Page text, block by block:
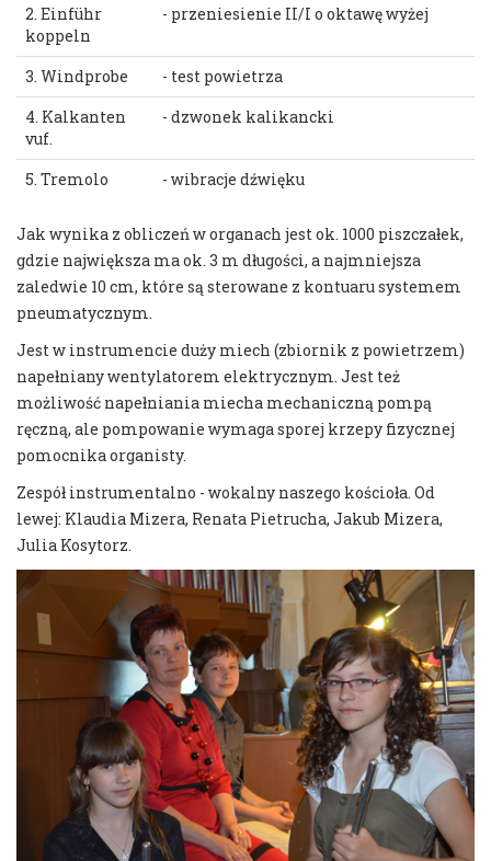
2. Einführ
koppeln
- przeniesienie II/I o oktawę wyżej
3. Windprobe
- test powietrza
4. Kalkanten
vuf.
- dzwonek kalikancki
5. Tremolo - wibracje dźwięku
Jak wynika z obliczeń w organach jest ok. 1000 piszczałek,
gdzie największa ma ok. 3 m długości, a najmniejsza
zaledwie 10 cm, które są sterowane z kontuaru systemem
pneumatycznym.
Jest w instrumencie duży miech (zbiornik z powietrzem)
napełniany wentylatorem elektrycznym. Jest też
możliwość napełniania miecha mechaniczną pompą
ręczną, ale pompowanie wymaga sporej krzepy fizycznej
pomocnika organisty.
Zespół instrumentalno - wokalny naszego kościoła. Od
lewej: Klaudia Mizera, Renata Pietrucha, Jakub Mizera,
Julia Kosytorz.